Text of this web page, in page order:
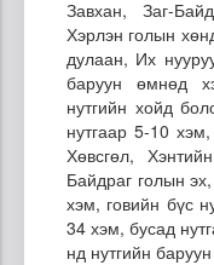
Завхан, Заг-
Хэрлэн голын
дулаан, Их
баруун өмнөд
нутгийн хойд
нутгаар 5-10
Хөвсгөл,
Байдраг голын
хэм, говийн бүс
34 хэм, бусад
нд нутгийн